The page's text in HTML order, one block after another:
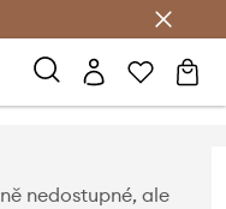
nedostupné, ale